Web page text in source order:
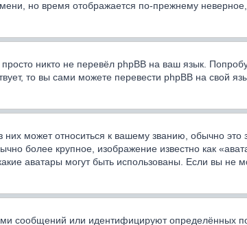
но время отображается по-прежнему
никто не перевёл phpBB на ваш язык.
то вы сами можете перевести phpBB на
может относиться к вашему званию, обычно это
более крупное, изображение известно как
аватары могут быть использованы. Если вы не
сообщений или идентифицируют определённых